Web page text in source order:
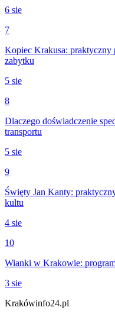
6 sie
7
Kopiec Krakusa:
zabytku
5 sie
8
Dlaczego doświadczenie
transportu
5 sie
9
Święty Jan Kanty:
kultu
4 sie
10
Wianki w Krakowie:
3 sie
Krakówinfo24.pl